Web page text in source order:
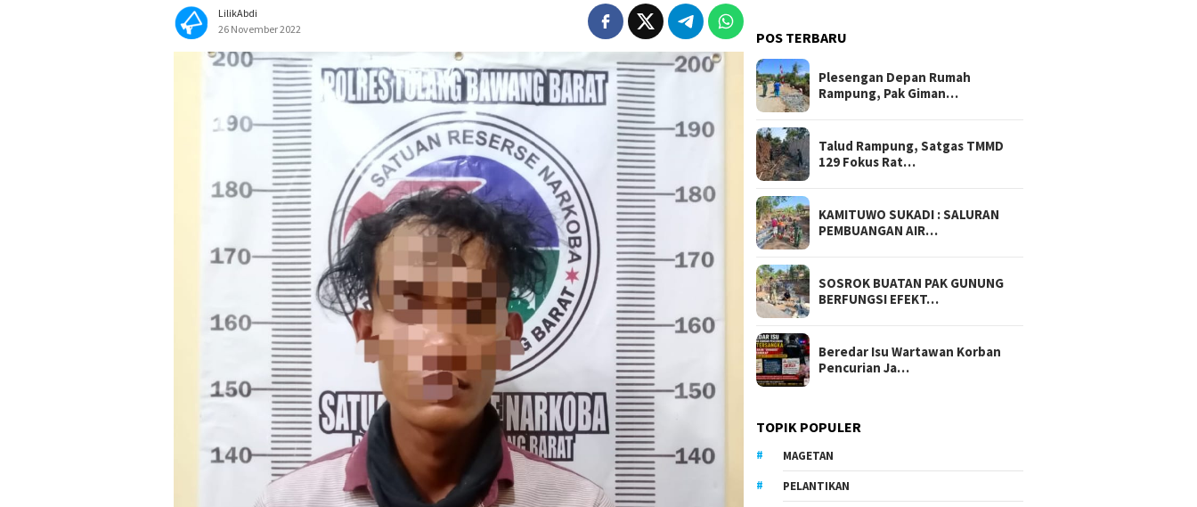
LilikAbdi
26 November 2022
POS TERBARU
Plesengan Depan Rumah
Rampung, Pak Giman…
Talud Rampung, Satgas TMMD
129 Fokus Rat…
KAMITUWO SUKADI : SALURAN
PEMBUANGAN AIR…
SOSROK BUATAN PAK GUNUNG
BERFUNGSI EFEKT…
Beredar Isu Wartawan Korban
Pencurian Ja…
TOPIK POPULER
MAGETAN
PELANTIKAN